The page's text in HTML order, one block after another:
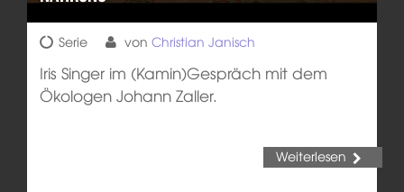
Serie von Christian Janisch
Iris Singer im (Kamin)Gespräch mit dem
Ökologen Johann Zaller.
Weiterlesen